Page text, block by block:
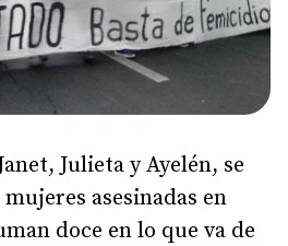
Julieta y Ayelén, se
asesinadas en
doce en lo que va de